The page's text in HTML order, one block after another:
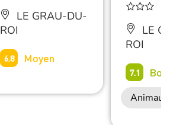
LE GRAU-DU-
ROI
6.8 Moyen
LE
ROI
7.1 Bon
Animaux